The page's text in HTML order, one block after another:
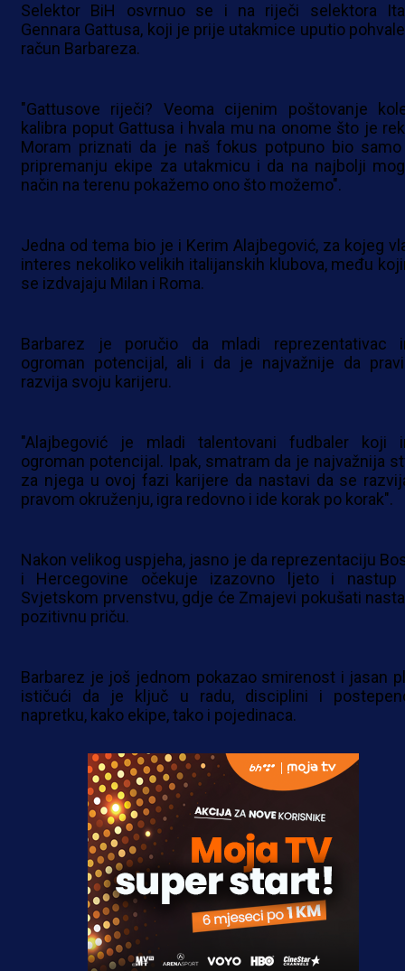
Selektor BiH osvrnuo se i na riječi selektora
Gennara Gattusa, koji je prije utakmice uputio
račun Barbareza.
"Gattusove riječi? Veoma cijenim poštovanje
kalibra poput Gattusa i hvala mu na onome što je
Moram priznati da je naš fokus potpuno bio
pripremanju ekipe za utakmicu i da na najbolji
način na terenu pokažemo ono što možemo".
Jedna od tema bio je i Kerim Alajbegović, za kojeg
interes nekoliko velikih italijanskih klubova, među
se izdvajaju Milan i Roma.
Barbarez je poručio da mladi reprezentativac
ogroman potencijal, ali i da je najvažnije da
razvija svoju karijeru.
"Alajbegović je mladi talentovani fudbaler koji
ogroman potencijal. Ipak, smatram da je najvažnija
za njega u ovoj fazi karijere da nastavi da se
pravom okruženju, igra redovno i ide korak po korak".
Nakon velikog uspjeha, jasno je da reprezentaciju
i Hercegovine očekuje izazovno ljeto i nastup
Svjetskom prvenstvu, gdje će Zmajevi pokušati
pozitivnu priču.
Barbarez je još jednom pokazao smirenost i jasan
ističući da je ključ u radu, disciplini i
napretku, kako ekipe, tako i pojedinaca.